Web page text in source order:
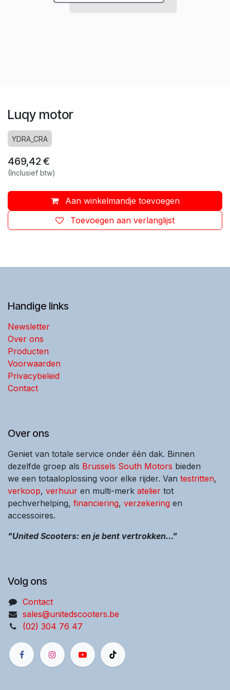
Luqy motor
YDRA_CRA
469,42€
(Inclusief btw)
Aan winkelmandje toevoegen
Toevoegen aan verlanglijst
Handige links
Newsletter
Over ons
Producten
Voorwaarden
Privacybeleid
Contact
Over ons
Geniet van totale service onder één dak. Binnen
dezelfde groep als Brussels South Motors bieden
we een totaaloplossing voor elke rijder. Van testritten,
verkoop, verhuur en multi-merk atelier tot
pechverhelping, financiering, verzekering en
accessoires.
"United Scooters: en je bent vertrokken..."
Volg ons
Contact
sales@unitedscooters.be
(02) 304 76 47